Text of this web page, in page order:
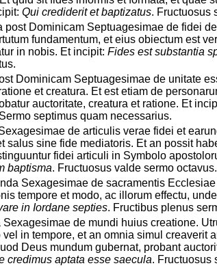
Qui crediderit et baptizatus. Fructuosus
post Dominicam Septuagesimae de fidei
fundamentum, et eius obiectum est
in nobis. Et incipit:Fides est substantia
Dominicam Septuagesimae de unitate
et creatura. Et est etiam de
auctoritate, creatura et ratione. Et
septimus quam necessarius.
de articulis verae fidei et
salus sine fide mediatoris. Et an possit
fidei articuli in Symbolo
baptisma. Fructuosus valde sermo octavus.
Sexagesimae de sacramentis
tempore et modo, ac illorum effectu,
in Iordane septies. Fructibus plenus
Sexagesimae de mundi huius creatione.
vel in tempore, et an omnia simul creaverit
Deus mundum gubernat, probant
credimus aptata esse saecula. Fructuosus